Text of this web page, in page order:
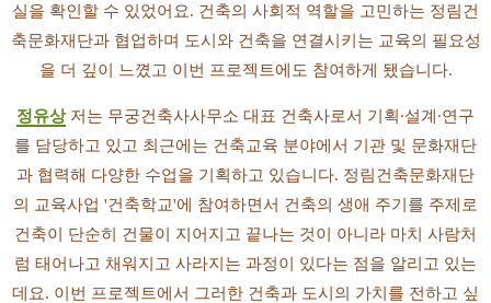
실을 확인할 수 있었어요. 건축의 사회적 역할을 고민하는 정림건
축문화재단과 협업하며 도시와 건축을 연결시키는 교육의 필요성
을 더 깊이 느꼈고 이번 프로젝트에도 참여하게 됐습니다.
정유상저는 무궁건축사사무소 대표 건축사로서 기획∙설계∙연구
를 담당하고 있고 최근에는 건축교육 분야에서 기관 및 문화재단
과 협력해 다양한 수업을 기획하고 있습니다. 정림건축문화재단
의 교육사업 '건축학교'에 참여하면서 건축의 생애 주기를 주제로
건축이 단순히 건물이 지어지고 끝나는 것이 아니라 마치 사람처
럼 태어나고 채워지고 사라지는 과정이 있다는 점을 알리고 있는
데요. 이번 프로젝트에서 그러한 건축과 도시의 가치를 전하고 싶